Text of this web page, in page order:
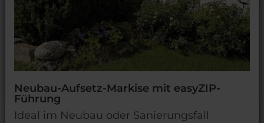
Neubau-Aufsetz-Markise mit easyZIP-
Führung
Ideal im Neubau oder Sanierungsfall